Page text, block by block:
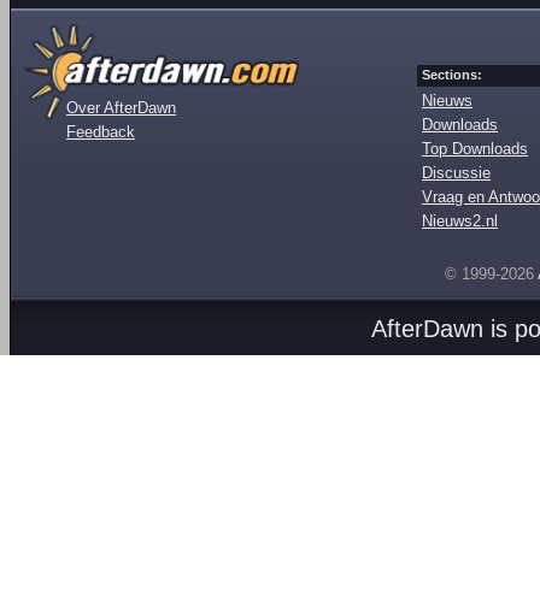
Over AfterDawn
Feedback
Sections:
Nieuws
Downloads
Top Downloads
Discussie
Vraag en
Nieuws2.nl
© 1999-2026
AfterDawn is